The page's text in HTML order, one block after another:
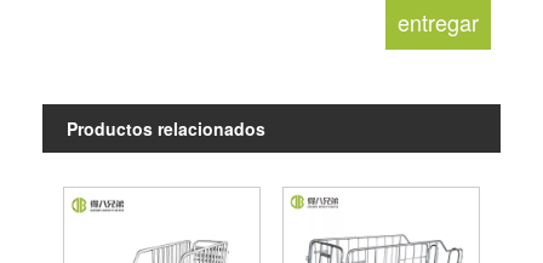
Productos relacionados